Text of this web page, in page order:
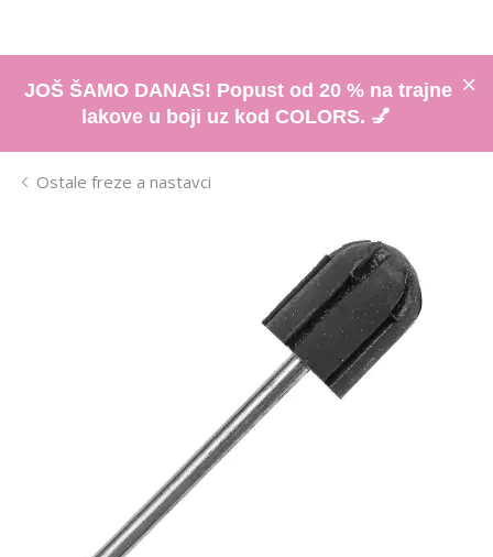
JOŠ ŠAMO DANAS! Popust od 20 % na trajne
lakove u boji uz kod COLORS. 💅
Ostale freze a nastavci